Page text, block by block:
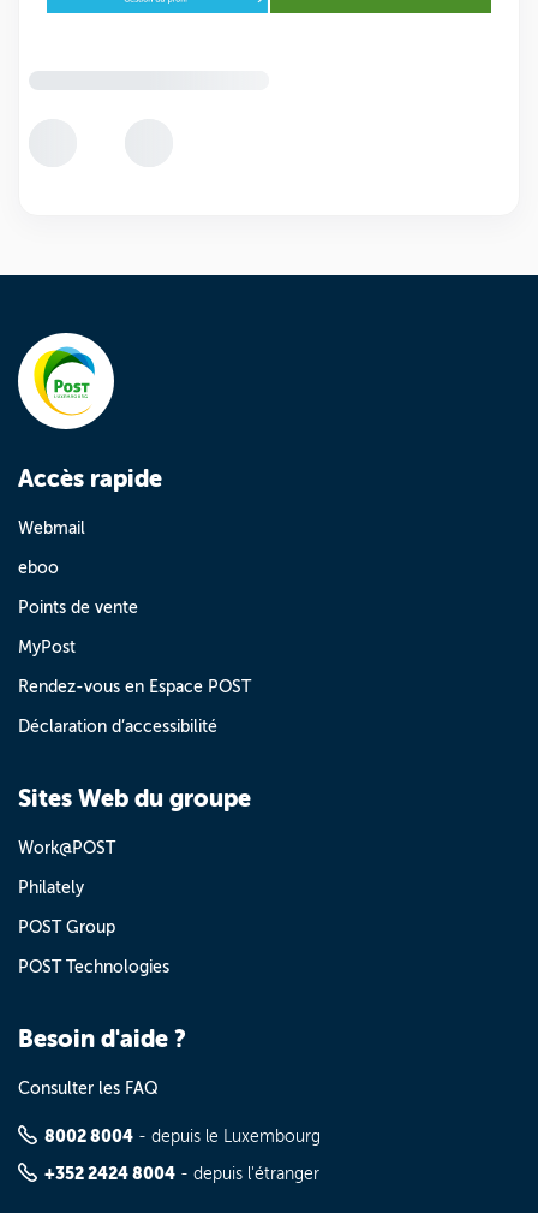
Accès rapide
Webmail
eboo
Points de vente
MyPost
Rendez-vous en Espace POST
Déclaration d’accessibilité
Sites Web du groupe
Work@POST
Philately
POST Group
POST Technologies
Besoin d'aide ?
Consulter les FAQ
8002 8004 - depuis le Luxembourg
+352 2424 8004 - depuis l'étranger